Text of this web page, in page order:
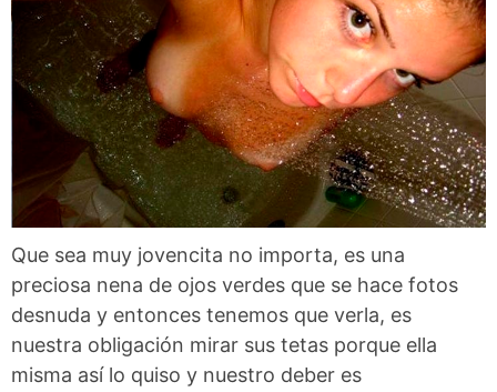
Que sea muy jovencita no importa, es una
preciosa nena de ojos verdes que se hace fotos
desnuda y entonces tenemos que verla, es
nuestra obligación mirar sus tetas porque ella
misma así lo quiso y nuestro deber es